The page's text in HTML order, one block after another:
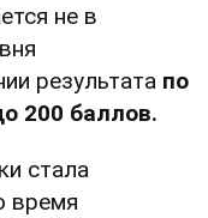
не в
результата по
200 баллов.
стала
время